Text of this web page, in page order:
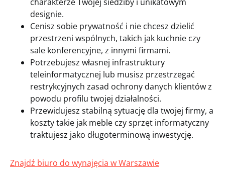
designie.
Cenisz sobie prywatność i nie chcesz dzielić
przestrzeni wspólnych, takich jak kuchnie czy
sale konferencyjne, z innymi firmami.
Potrzebujesz własnej infrastruktury
teleinformatycznej lub musisz przestrzegać
restrykcyjnych zasad ochrony danych klientów z
powodu profilu twojej działalności.
Przewidujesz stabilną sytuację dla twojej firmy, a
koszty takie jak meble czy sprzęt informatyczny
traktujesz jako długoterminową inwestycję.
Znajdź biuro do wynajęcia w Warszawie